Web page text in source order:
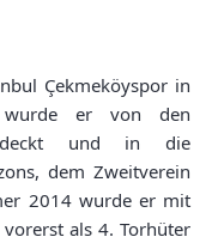
Çekmeköyspor in
er von den
und in die
dem Zweitverein
2014 wurde er mit
als 4. Torhüter